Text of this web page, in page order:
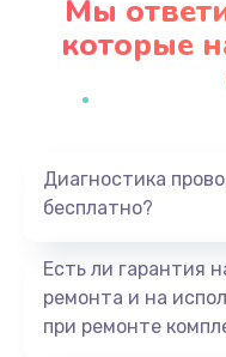
Замена
Мы
которые
Диагностика
бесплатно?
Есть ли гарантия
ремонта и на
при ремонте